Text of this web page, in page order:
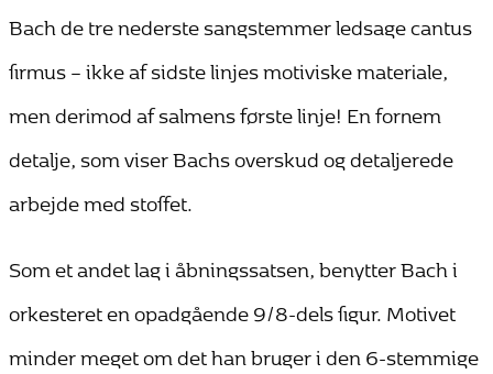
Bach de tre nederste sangstemmer ledsage cantus
firmus – ikke af sidste linjes motiviske materiale,
men derimod af salmens første linje! En fornem
detalje, som viser Bachs overskud og detaljerede
arbejde med stoffet.
Som et andet lag i åbningssatsen, benytter Bach i
orkesteret en opadgående 9/8-dels figur. Motivet
minder meget om det han bruger i den 6-stemmige